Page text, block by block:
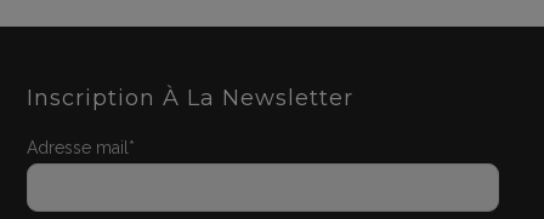
Inscription À La Newsletter
Adresse mail*